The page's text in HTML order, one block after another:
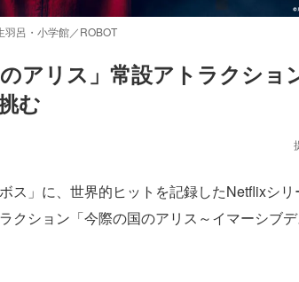
呂・小学館／ROBOT
Loaded
83.55%
アリス」常設アトラクショ
む
ス」に、世界的ヒットを記録したNetflixシ
ション「今際の国のアリス～イマーシブデ